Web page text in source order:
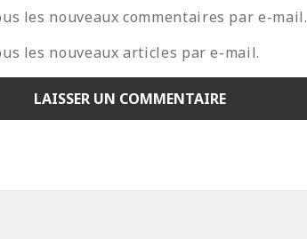
les nouveaux commentaires par e-mail.
les nouveaux articles par e-mail.